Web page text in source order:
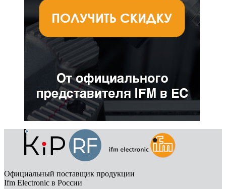
Официальный поставщик продукции
Ifm Electronic в России